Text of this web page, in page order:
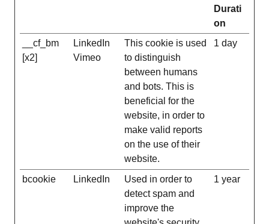
Durati
on
__cf_bm
[x2]
LinkedIn
Vimeo
This cookie is used
to distinguish
between humans
and bots. This is
beneficial for the
website, in order to
make valid reports
on the use of their
website.
1 day
bcookie LinkedIn
Used in order to
detect spam and
improve the
1 year